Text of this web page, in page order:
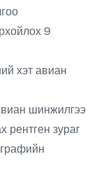
9
хэт авиан
шинжилгээ
рентген зураг